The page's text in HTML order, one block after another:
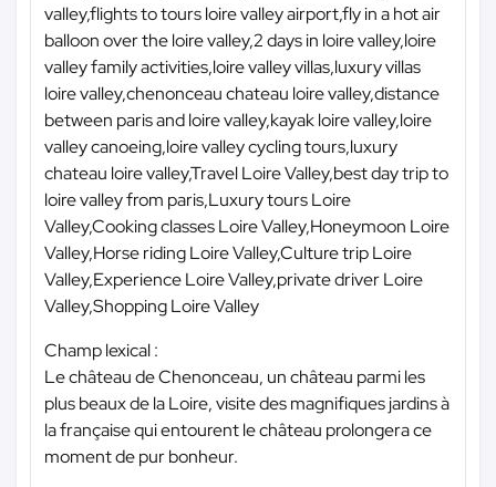
valley,flights to tours loire valley airport,fly in a hot air
balloon over the loire valley,2 days in loire valley,loire
valley family activities,loire valley villas,luxury villas
loire valley,chenonceau chateau loire valley,distance
between paris and loire valley,kayak loire valley,loire
valley canoeing,loire valley cycling tours,luxury
chateau loire valley,Travel Loire Valley,best day trip to
loire valley from paris,Luxury tours Loire
Valley,Cooking classes Loire Valley,Honeymoon Loire
Valley,Horse riding Loire Valley,Culture trip Loire
Valley,Experience Loire Valley,private driver Loire
Valley,Shopping Loire Valley
Champ lexical :
Le château de Chenonceau, un château parmi les
plus beaux de la Loire, visite des magnifiques jardins à
la française qui entourent le château prolongera ce
moment de pur bonheur.